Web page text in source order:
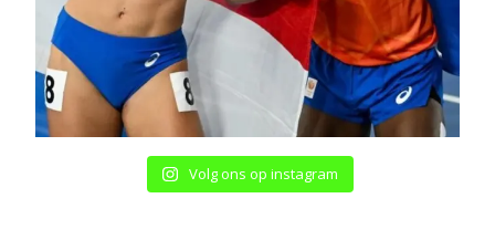
Volg ons op instagram